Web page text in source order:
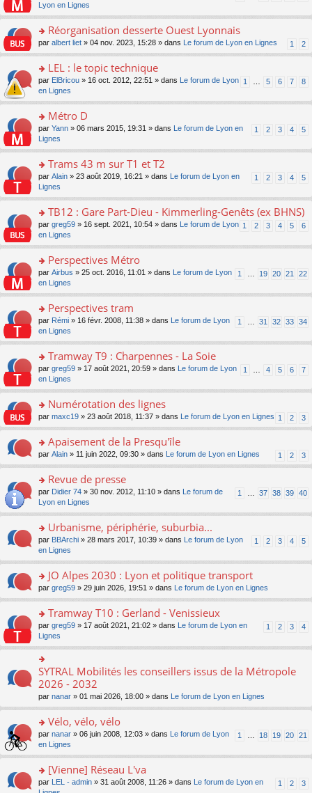
ré
c
e
o
n
lu
pl
s
ré
c
e
s
e
n
o
n
le
s
ré
e
m
e
s
s
e
n
o
n
lu
pl
ré
c
nt
s
er
le
m
e
s
s
e
n
o
n
lu
pl
ré
c
e
nt
Lyon en Lignes
o
n
ult
er
le
m
e
s
s
e
n
o
n
lu
pl
ré
c
e
nt
Réorganisation desserte Ouest Lyonnais
1 2
par albert liet » 04 nov. 2023, 15:28 » dans Le forum de Lyon en Lignes
o
n
s
er
le
m
e
s
s
a
n
o
n
lu
le
u
c
e
nt
LEL : le topic technique
1 5 6 7 8
par ElBricou » 16 oct. 2012, 22:51 » dans
Le forum de Lyon
en Lignes
o
s
er
le
m
e
s
s
a
n
o
n
lu
le
u
c
e
nt
Métro D
1 2 3 4 5
par Yann » 06 mars 2015, 19:31 » dans
Le forum de Lyon en
Lignes
o
s
er
le
m
e
s
s
a
n
o
n
lu
le
u
c
e
nt
Trams 43 m sur T1 et T2
1 2 3 4 5
par Alain » 23 août 2019, 16:21 » dans
Le forum de Lyon en
Lignes
o
n
s
er
le
m
e
s
s
a
n
o
n
lu
le
u
ré
c
e
TB12 : Gare Part-Dieu - Kimmerling-Genêts (ex BHNS)
1 2 3 4 5 6
par greg59 » 16 sept. 2021, 10:54 » dans
Le forum de Lyon
en Lignes
o
n
s
er
le
m
e
s
s
a
n
o
n
lu
pl
s
ré
e
Perspectives Métro
1 19 20 21 22
par Airbus » 25 oct. 2016, 11:01 » dans
Le forum de Lyon
en Lignes
o
n
s
er
le
m
e
s
s
e
n
o
n
le
pl
s
ré
c
e
Perspectives tram
1 31 32 33 34
par Rémi » 16 févr. 2008, 11:38 » dans
Le forum de Lyon
en Lignes
o
n
s
er
le
m
e
s
g
e
n
o
n
le
s
ré
c
nt
Tramway T9 : Charpennes - La Soie
1 4 5 6 7
par greg59 » 17 août 2021, 20:59 » dans
Le forum de Lyon
en Lignes
o
n
ult
er
le
m
e
s
g
e
n
o
n
le
u
s
ré
c
e
nt
Numérotation des lignes
1 2 3
par maxc19 » 23 août 2018, 11:37 » dans Le forum de Lyon en Lignes
o
n
ult
er
le
m
e
s
s
e
n
o
n
le
s
ré
c
e
Apaisement de la Presqu'île
1 2 3
par Alain » 11 juin 2022, 09:30 » dans Le forum de Lyon en Lignes
o
s
er
le
m
e
s
s
e
n
o
n
lu
le
pl
u
s
ré
c
e
nt
Revue de presse
1 37 38 39 40
par Didier 74 » 30 nov. 2012, 11:10 » dans
Le forum de
Lyon en Lignes
o
n
s
er
le
m
e
s
s
g
n
o
n
lu
pl
u
s
ré
c
e
nt
Urbanisme, périphérie, suburbia...
1 2 3 4 5
par BBArchi » 28 mars 2017, 10:39 » dans
Le forum de Lyon
en Lignes
o
n
ult
er
le
m
e
s
s
g
n
o
n
lu
pl
u
JO Alpes 2030 : Lyon et politique transport
par greg59 » 29 juin 2026, 19:51 » dans Le forum de Lyon en Lignes
o
s
ult
er
le
m
e
s
s
g
o
n
Tramway T10 : Gerland - Venissieux
1 2 3 4
par greg59 » 17 août 2021, 21:02 » dans
Le forum de Lyon en
Lignes
o
n
ult
er
le
m
e
s
a
g
SYTRAL Mobilités les conseillers issus de la Métropole
2026 - 2032
par nanar » 01 mai 2026, 18:00 » dans Le forum de Lyon en Lignes
o
n
s
er
le
Vélo, vélo, vélo
1 18 19 20 21
par nanar » 06 juin 2008, 12:03 » dans
Le forum de Lyon
en Lignes
o
[Vienne] Réseau L'va
1 2 3
par LEL - admin » 31 août 2008, 11:26 » dans
Le forum de Lyon en